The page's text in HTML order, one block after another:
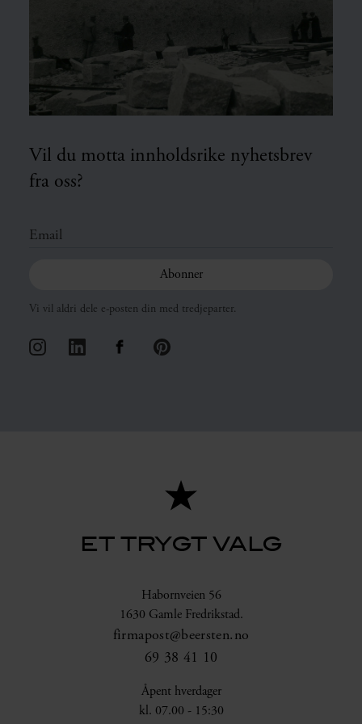
Vil du motta innholdsrike nyhetsbrev
fra oss?
Vi vil aldri dele e-posten din med tredjeparter.
ET TRYGT VALG
Habornveien 56
1630 Gamle Fredrikstad.
firmapost@beersten.no
69 38 41 10
Åpent hverdager
kl. 07.00 - 15:30